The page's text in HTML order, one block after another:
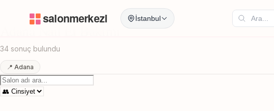
İstanbul
Adana Nail El Bakimi
34 sonuç bulundu
📍 Adana